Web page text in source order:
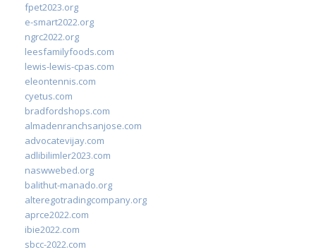
fpet2023.org
e-smart2022.org
ngrc2022.org
leesfamilyfoods.com
lewis-lewis-cpas.com
eleontennis.com
cyetus.com
bradfordshops.com
almadenranchsanjose.com
advocatevijay.com
adlibilimler2023.com
naswwebed.org
balithut-manado.org
alteregotradingcompany.org
aprce2022.com
ibie2022.com
sbcc-2022.com